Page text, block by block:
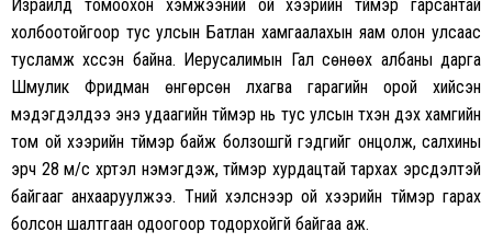
Израилд томоохон хэмжээний ой хээрийн түймэр гарсантай
холбоотойгоор тус улсын Батлан хамгаалахын яам олон улсаас
тусламж хүссэн байна. Иерусалимын Гал сөнөөх албаны дарга
Шмулик Фридман өнгөрсөн лхагва гарагийн орой хийсэн
мэдэгдэлдээ энэ удаагийн түймэр нь тус улсын түүхэн дэх хамгийн
том ой хээрийн түймэр байж болзошгүй гэдгийг онцолж, салхины
эрч 28 м/с хүртэл нэмэгдэж, түймэр хурдацтай тархах эрсдэлтэй
байгааг анхааруулжээ. Түүний хэлснээр ой хээрийн түймэр гарах
болсон шалтгаан одоогоор тодорхойгүй байгаа аж.